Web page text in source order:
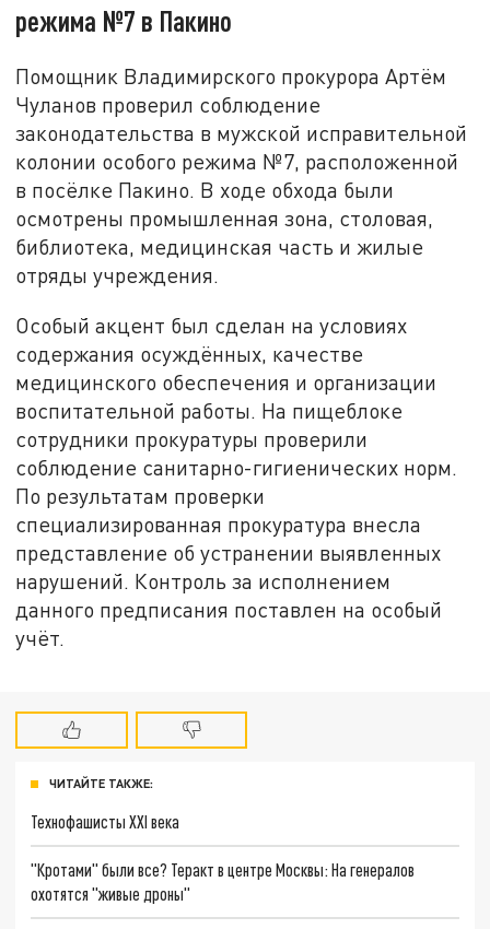
режима №7 в Пакино
Помощник Владимирского прокурора Артём
Чуланов проверил соблюдение
законодательства в мужской исправительной
колонии особого режима №7, расположенной
в посёлке Пакино. В ходе обхода были
осмотрены промышленная зона, столовая,
библиотека, медицинская часть и жилые
отряды учреждения.
Особый акцент был сделан на условиях
содержания осуждённых, качестве
медицинского обеспечения и организации
воспитательной работы. На пищеблоке
сотрудники прокуратуры проверили
соблюдение санитарно-гигиенических норм.
По результатам проверки
специализированная прокуратура внесла
представление об устранении выявленных
нарушений. Контроль за исполнением
данного предписания поставлен на особый
учёт.
ЧИТАЙТЕ ТАКЖЕ:
Технофашисты XXI века
"Кротами" были все? Теракт в центре Москвы: На генералов
охотятся "живые дроны"